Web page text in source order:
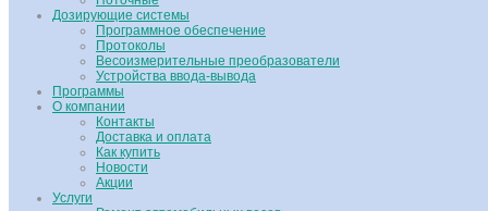
Дозирующие системы
Программное обеспечение
Протоколы
Весоизмерительные преобразователи
Устройства ввода-вывода
Программы
О компании
Контакты
Доставка и оплата
Как купить
Новости
Акции
Услуги